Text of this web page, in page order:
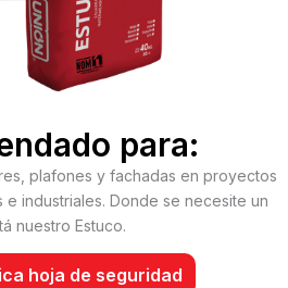
para:
plafones y fachadas en proyectos
industriales. Donde se necesite un
nuestro Estuco.
hoja de seguridad